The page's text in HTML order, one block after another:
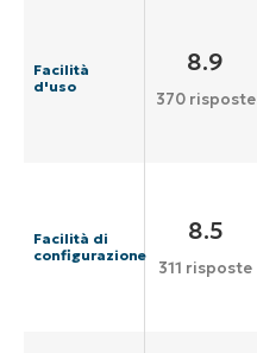
Facilità
d'uso
8.9
370 risposte
Facilità di
configurazione
8.5
311 risposte